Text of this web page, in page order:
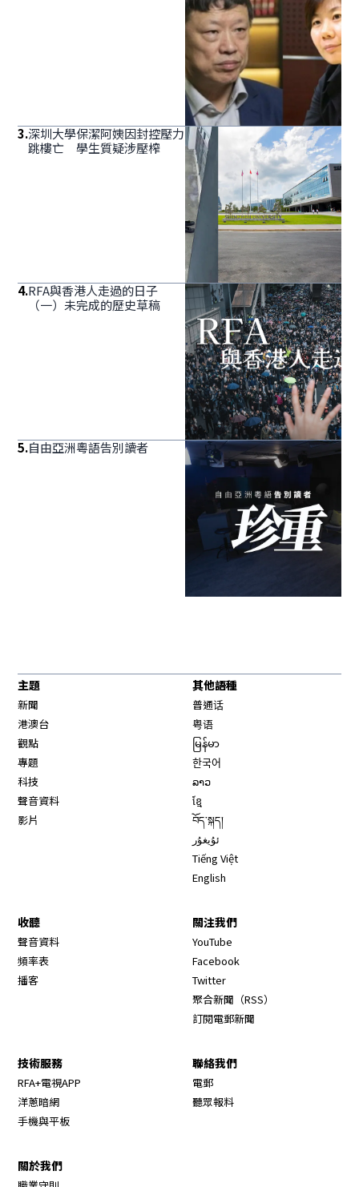
3.深圳大學保潔阿姨因封控壓力
跳樓亡 學生質疑涉壓榨
4.RFA與香港人走過的日子
（一）未完成的歷史草稿
5.自由亞洲粵語告別讀者
主題
新聞
港澳台
觀點
專題
科技
聲音資料
影片
其他語種
普通话
粤语
မြန်မာ
한국어
ລາວ
ខ្មែ
བོད་སྐད།
ئۇيغۇر
Tiếng Việt
English
收聽
聲音資料
頻率表
播客
關注我們
YouTube
Facebook
Twitter
聚合新聞（RSS）
訂閱電郵新聞
技術服務
RFA+電視APP
洋蔥暗網
手機與平板
聯絡我們
電郵
聽眾報料
關於我們